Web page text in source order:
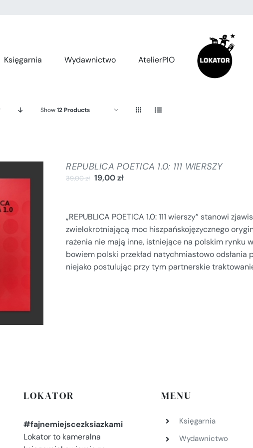
Księgarnia
Wydawnictwo AtelierPIO
Show12 Products
REPUBLICA POETICA 1.0: 111 WIERSZY
39,00zł 19,00zł
„REPUBLICA POETICA 1.0: 111 wierszy” stanowi
zwielokrotniającą moc hiszpańskojęzycznego
rażenia nie mają inne, istniejące na polskim rynku
bowiem polski przekład natychmiastowo
niejako postulując przy tym partnerskie
LOKATOR
#fajnemiejscezksiazkami
Lokator to kameralna
MENU
Księgarnia
Wydawnictwo